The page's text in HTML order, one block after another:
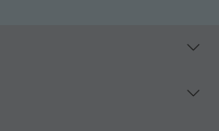
już to wszystko, możesz